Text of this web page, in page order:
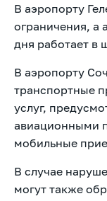
В аэропорту
ограничения, а
дня работает в
В аэропорту
транспортные
услуг,
авиационными
мобильные
В случае
могут также